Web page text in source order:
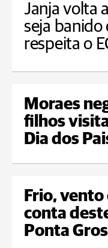
Janja volta
seja banido
respeita o
Moraes
filhos
Dia dos
Frio,
conta
Ponta